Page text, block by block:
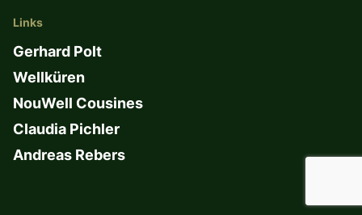
Links
Gerhard Polt
Wellküren
NouWell Cousines
Claudia Pichler
Andreas Rebers